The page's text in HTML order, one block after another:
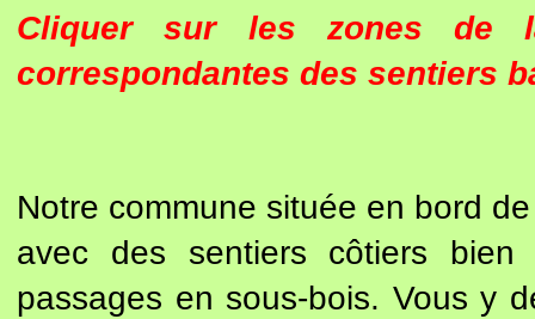
Cliquer sur les zones de
correspondantes des sentiers
Notre commune située en bord
avec des sentiers côtiers
passages en sous-bois. Vous y